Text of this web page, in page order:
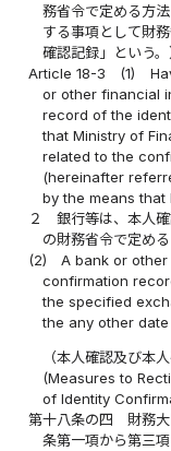
務省令で定める方
する事項として財
確認記録」という
Article 18-3
(1)
or other financial
record of the
that Ministry of
related to the
(hereinafter
by the means that
２
銀行等は、本人
の財務省令で定め
(2)
A bank or
confirmation
the specified
the any other
（本人確認及び本
(Measures to
of Identity
第十八条の四
財務
条第一項から第三